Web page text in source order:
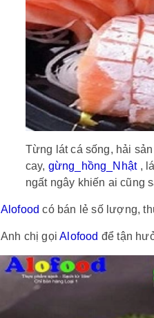
Từng lát cá sống, hải
cay, gừng_hồng_Nhật ,
ngất ngây khiến ai cũng
Alofood có bán lẻ số lượng,
Anh chị gọiAlofood để tận